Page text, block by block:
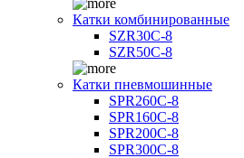
Катки комбинированные
SZR30C-8
SZR50C-8
Катки пневмошинные
SPR260C-8
SPR160C-8
SPR200C-8
SPR300C-8